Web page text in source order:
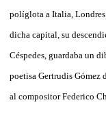
políglota a Italia,
dicha capital, su
Céspedes, guardaba un
poetisa Gertrudis Gómez
al compositor Federico